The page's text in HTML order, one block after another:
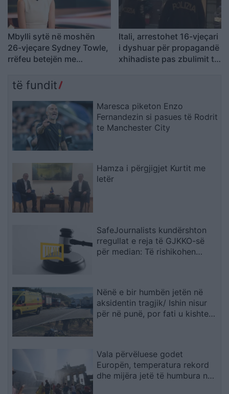
Mbylli sytë në moshën
26-vjeçare Sydney Towle,
rrëfeu betejën me
një milion ndjekësish
Itali, arrestohet 16-vjeçari
i dyshuar për propagandë
xhihadiste pas zbulimit të
të fundit
Maresca piketon Enzo
Fernandezin si pasues të Rodrit
te Manchester City
Hamza i përgjigjet Kurtit me
letër
SafeJournalists kundërshton
rregullat e reja të GJKKO-së
për median: Të rishikohen
Nënë e bir humbën jetën në
aksidentin tragjik/ Ishin nisur
për në punë, por fati u kishte
Vala përvëluese godet
Europën, temperatura rekord
dhe mijëra jetë të humbura nga